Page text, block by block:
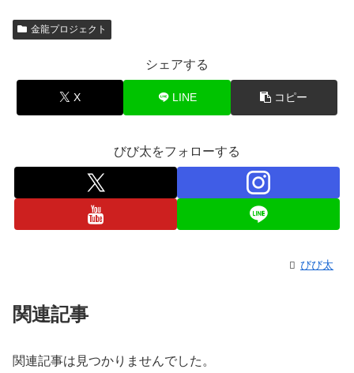
金龍プロジェクト
シェアする
X LINE コピー
びび太をフォローする
びび太
関連記事
関連記事は見つかりませんでした。